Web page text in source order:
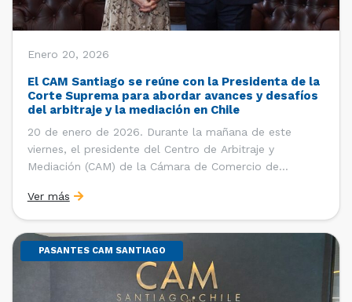
Enero 20, 2026
El CAM Santiago se reúne con la Presidenta de la
Corte Suprema para abordar avances y desafíos
del arbitraje y la mediación en Chile
20 de enero de 2026. Durante la mañana de este
viernes, el presidente del Centro de Arbitraje y
Mediación (CAM) de la Cámara de Comercio de
del CAM Santiago, Ximena Vial; y el gerente general de
la CCS, Carlos Soublette, sostuvieron un encuentro […]
Ver más
PASANTES CAM SANTIAGO